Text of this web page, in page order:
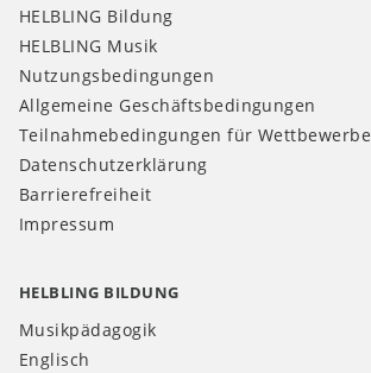
HELBLING Bildung
HELBLING Musik
Nutzungsbedingungen
Allgemeine Geschäftsbedingungen
Teilnahmebedingungen für Wettbewerbe
Datenschutzerklärung
Barrierefreiheit
Impressum
HELBLING BILDUNG
Musikpädagogik
Englisch